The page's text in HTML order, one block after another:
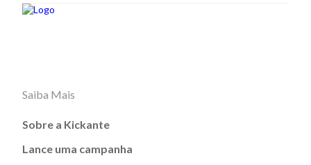
Saiba Mais
Sobre a Kickante
Lance uma campanha